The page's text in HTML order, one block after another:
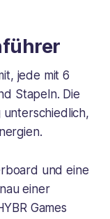
jede mit 6
Stapeln. Die
unterschiedlich,
und eine
einer
Games